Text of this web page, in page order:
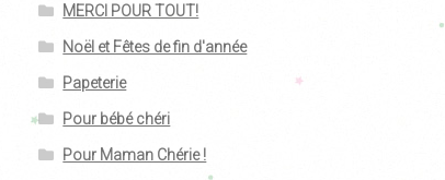
MERCI POUR TOUT!
Noël et Fêtes de fin d'année
Papeterie
Pour bébé chéri
Pour Maman Chérie !